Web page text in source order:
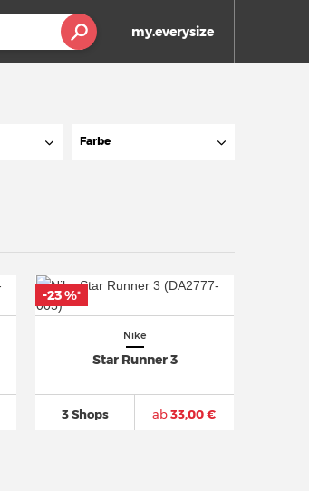
my.everysize
Farbe
Nike
Star Runner 3
3 Shops ab33,00 €
-23 %*